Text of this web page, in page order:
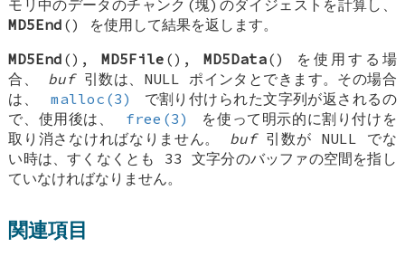
モリ中のデータのチャンク(塊)のダイジェストを計算し、
MD5End () を使用して結果を返します。
MD5End (),MD5File (),MD5Data() を使用する場
合、 buf引数は、NULL ポインタとできます。その場合
は、
malloc(3)
で割り付けられた文字列が返されるの
で、使用後は、
free(3)
を使って明示的に割り付けを
取り消さなければなりません。 buf引数が NULL でな
い時は、すくなくとも 33 文字分のバッファの空間を指し
ていなければなりません。
関連項目